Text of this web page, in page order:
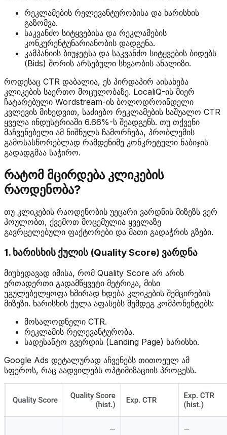
რეკლამების რელევანტურობისა და ხარისხის
გაზომვა.
საკვანძო სიტყვებისა და რეკლამების
კონკურენტუნარიანობის დადგენა.
კამპანიის ბიუჯეტსა და საკვანძო სიტყვების ბიდებს
(Bids) შორის არსებული სხვაობის ანალიზი.
როდესაც CTR დაბალია, ეს პირდაპირ აისახება
კლიკების საერთო მოცულობაზე. LocaliQ-ის მიერ
ჩატარებული Wordstream-ის ბოლოდროინდელი
კვლევის მიხედვით, საძიებო რეკლამების საშუალო CTR
ყველა ინდუსტრიაში 6.66%-ს შეადგენს. თუ თქვენი
მაჩვენებელი ამ ნიშნულს ჩამორჩება, პრობლემის
გამოსასწორებლად რამდენიმე კონკრეტული ნაბიჯის
გადადგმაა საჭირო.
რატომ მცირდება კლიკების
რაოდენობა?
თუ კლიკების რაოდენობის უეცარი ვარდნის მიზეზს ვერ
პოულობთ, ქვემოთ მოცემულია ყველაზე
გავრცელებული ფაქტორები და მათი გადაჭრის გზები.
1. ხარისხის ქულის (Quality Score) ვარდნა
მიუხედავად იმისა, რომ Quality Score არ არის
ერთადერთი გადამწყვეტი მეტრიკა, მისი
უგულებელყოფა ხშირად ხდება კლიკების შემცირების
მიზეზი. ხარისხის ქულა აფასებს შემდეგ კომპონენტებს:
მოსალოდნელი CTR.
რეკლამის რელევანტურობა.
სადესანტო გვერდის (Landing Page) ხარისხი.
Google Ads დეტალურად აჩვენებს თითოეულ ამ
სფეროს, რაც აადვილებს ოპტიმიზაციის პროცესს.